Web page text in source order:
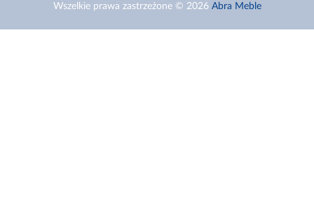
Wszelkie prawa zastrzeżone © 2026 Abra Meble